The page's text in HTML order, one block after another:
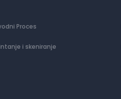
Proces
i skeniranje